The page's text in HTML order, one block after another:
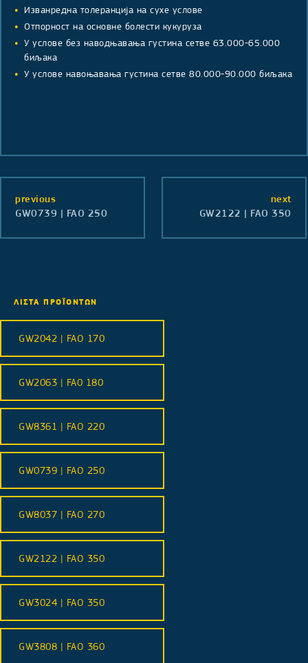
Изванредна толеранција на сухе услове
Отпорност на основне болести кукуруза
У услове без наводњавања густина сетве 63.000-65.000
биљака
У услове навоњавања густина сетве 80.000-90.000 биљака
previous
GW0739 | FAO 250
next
GW2122 | FAO 350
ΛΙΣΤΑ ΠΡΟΪΟΝΤΩΝ
GW2042 | FAO 170
GW2063 | FA0 180
GW8361 | FAO 220
GW0739 | FAO 250
GW8037 | FAO 270
GW2122 | FAO 350
GW3024 | FAO 350
GW3808 | FAO 360